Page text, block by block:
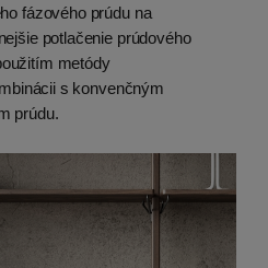
fázového prúdu na
potlačenie prúdového
metódy
s konvenčným
prúdu.